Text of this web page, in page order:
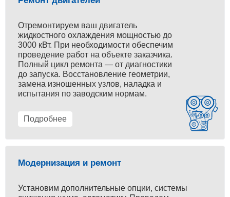
Отремонтируем ваш двигатель
жидкостного охлаждения мощностью до
3000 кВт. При необходимости обеспечим
проведение работ на объекте заказчика.
Полный цикл ремонта — от диагностики
до запуска. Восстановление геометрии,
замена изношенных узлов, наладка и
испытания по заводским нормам.
Подробнее
Модернизация и ремонт
Установим дополнительные опции, системы